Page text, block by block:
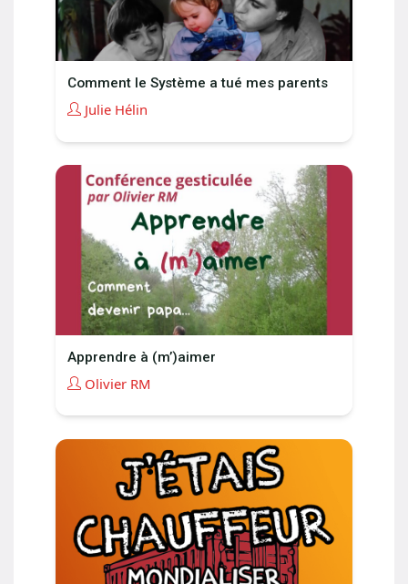
Comment le Système a tué mes parents
Julie Hélin
Apprendre à (m’)aimer
Olivier RM